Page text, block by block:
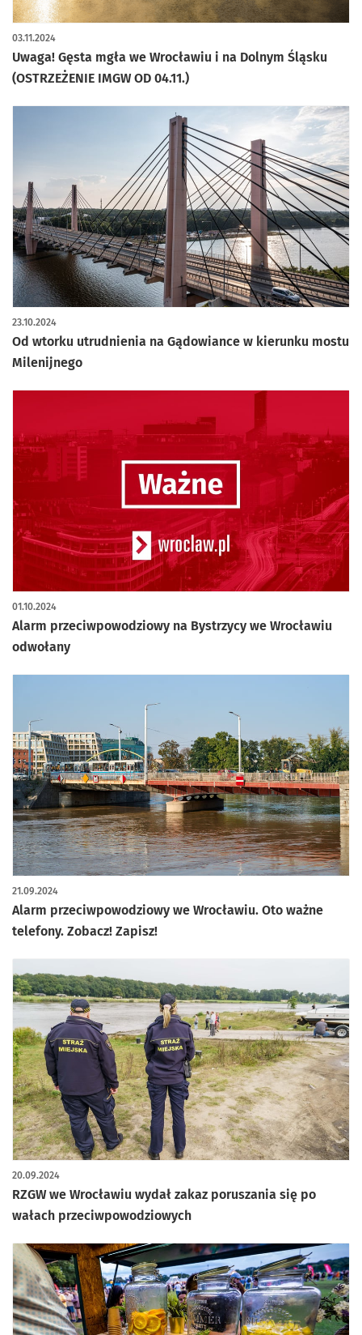
Uwaga! Gęsta mgła we Wrocławiu i na Dolnym Śląsku
(OSTRZEŻENIE IMGW OD 04.11.)
03.11.2024
Od wtorku utrudnienia na Gądowiance w kierunku mostu
Milenijnego
23.10.2024
Alarm przeciwpowodziowy na Bystrzycy we Wrocławiu
odwołany
01.10.2024
Alarm przeciwpowodziowy we Wrocławiu. Oto ważne
telefony. Zobacz! Zapisz!
21.09.2024
RZGW we Wrocławiu wydał zakaz poruszania się po
wałach przeciwpowodziowych
20.09.2024